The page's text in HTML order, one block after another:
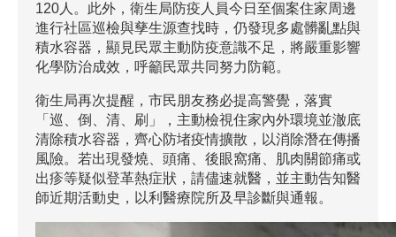
120人。此外，衛生局防疫人員今日至個案住家周邊
進行社區巡檢與孳生源查找時，仍發現多處髒亂點與
積水容器，顯見民眾主動防疫意識不足，將嚴重影響
化學防治成效，呼籲民眾共同努力防範。
衛生局再次提醒，市民朋友務必提高警覺，落實
「巡、倒、清、刷」，主動檢視住家內外環境並澈底
清除積水容器，齊心防堵疫情擴散，以消除潛在傳播
風險。若出現發燒、頭痛、後眼窩痛、肌肉關節痛或
出疹等疑似登革熱症狀，請儘速就醫，並主動告知醫
師近期活動史，以利醫療院所及早診斷與通報。